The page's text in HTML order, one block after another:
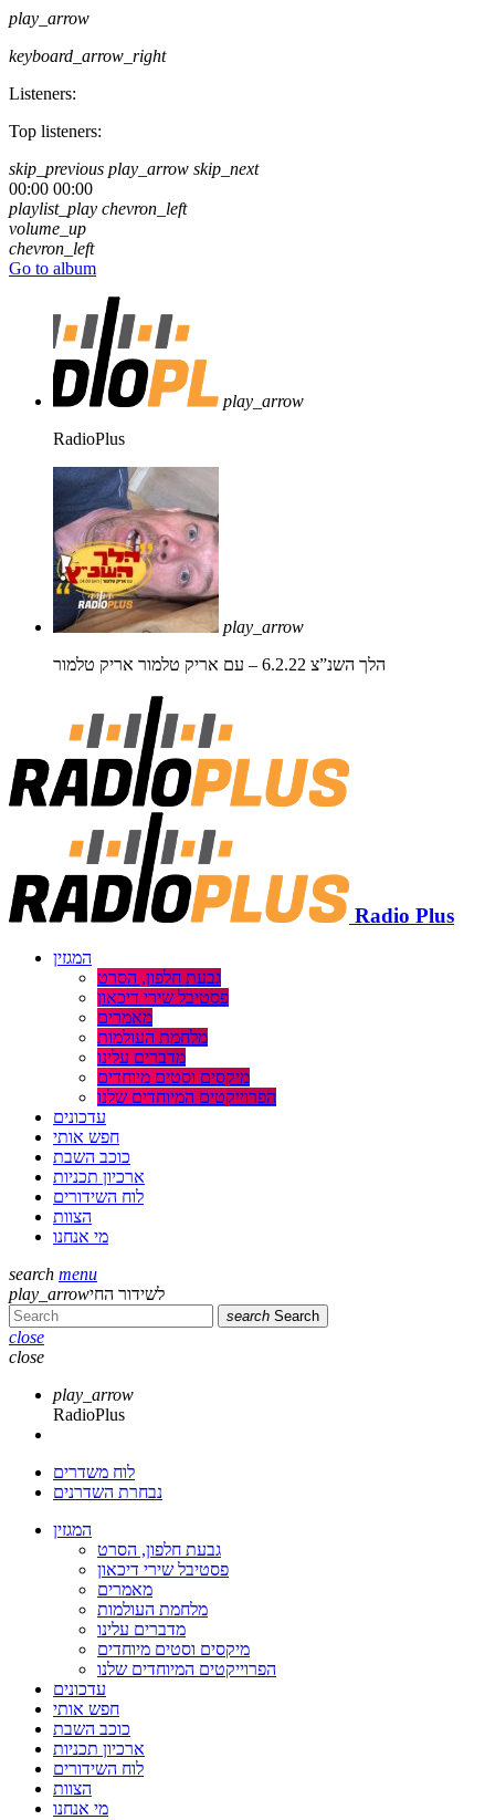
play_arrow
keyboard_arrow_right
Listeners:
Top listeners:
skip_previous play_arrow skip_next
00:00 00:00
playlist_play chevron_left
volume_up
chevron_left
Go to album
play_arrow
RadioPlus
play_arrow
הלך השנ”צ 6.2.22 – עם אריק טלמור
אריק טלמור
Radio Plus
המגזין
גבעת חלפון, הסרט
פסטיבל שירי דיכאון
מאמרים
מלחמת העולמות
מדברים עלינו
מיקסים וסטים מיוחדים
הפרוייקטים המיוחדים שלנו
עדכונים
חפש אותי
כוכב השבת
ארכיון תכניות
לוח השידורים
הצוות
מי אנחנו
search menu
play_arrowלשידור החי
search Search
close
close
play_arrow
RadioPlus
לוח משדרים
נבחרת השדרנים
המגזין
גבעת חלפון, הסרט
פסטיבל שירי דיכאון
מאמרים
מלחמת העולמות
מדברים עלינו
מיקסים וסטים מיוחדים
הפרוייקטים המיוחדים שלנו
עדכונים
חפש אותי
כוכב השבת
ארכיון תכניות
לוח השידורים
הצוות
מי אנחנו